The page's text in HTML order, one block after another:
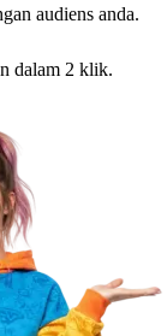
audiens anda.
dalam 2 klik.